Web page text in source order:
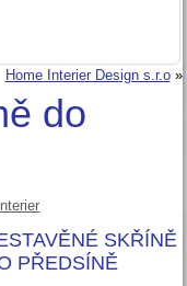
Home Interier Design s.r.o»
do
SKŘÍNĚ
PŘEDSÍNĚ